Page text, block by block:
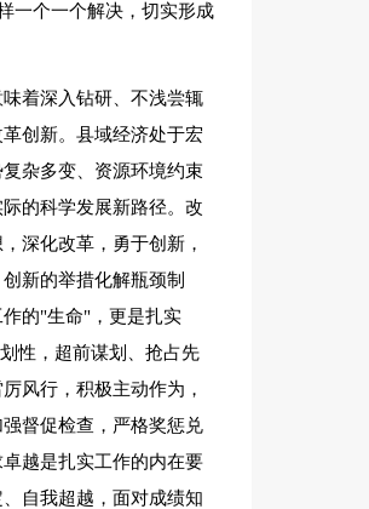
一个一个解决，切实形成
着深入钻研、不浅尝辄
创新。县域经济处于宏
杂多变、资源环境约束
的科学发展新路径。改
深化改革，勇于创新，
新的举措化解瓶颈制
的"生命"，更是扎实
性，超前谋划、抢占先
风行，积极主动作为，
督促检查，严格奖惩兑
越是扎实工作的内在要
自我超越，面对成绩知